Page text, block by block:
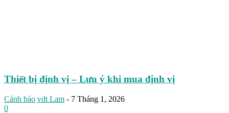
Thiết bị định vị – Lưu ý khi mua định vị
Cảnh báo vdt Lam - 7 Tháng 1, 2026
0